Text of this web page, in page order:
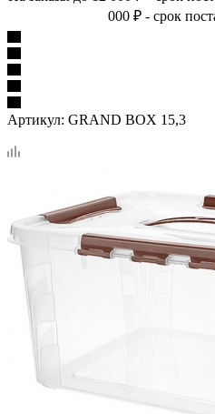
000 ₽ - срок
Артикул: GRAND BOX 15,3